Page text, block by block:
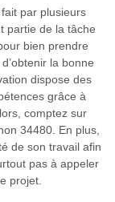
par plusieurs
partie de la tâche
bien prendre
la bonne
dispose des
grâce à
comptez sur
34480. En plus,
de son travail afin
pas à appeler
projet.